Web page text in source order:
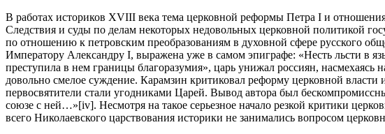
В работах историков XVIII века тема церковной реформы Петра I и
Следствия и суды по делам некоторых недовольных церковной политикой
по отношению к петровским преобразованиям в духовной сфере русского
Императору Александру I, выражена уже в самом эпиграфе: «Несть льсти в
преступила в нем границы благоразумия», царь унижал россиян,
довольно смелое суждение. Карамзин критиковал реформу церковной
первосвятители стали угодниками Царей. Вывод автора был
союзе с ней…»[iv]. Несмотря на такое серьезное начало резкой критики
всего Николаевского царствования историки не занимались вопросом